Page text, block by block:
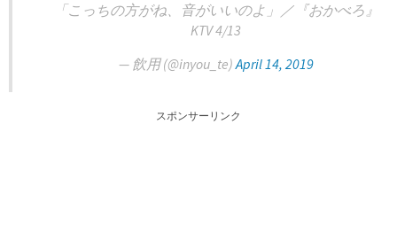
「こっちの方がね、音がいいのよ」／『おかべろ』
KTV 4/13
— 飲用 (@inyou_te)April 14, 2019
スポンサーリンク